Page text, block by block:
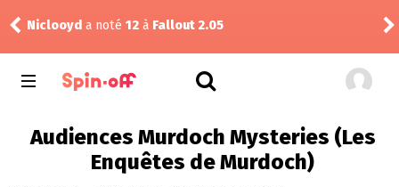
Niclooyd a noté 12 à Fallout 2.05
Audiences Murdoch Mysteries (Les
Enquêtes de Murdoch)